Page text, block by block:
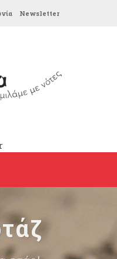
Newsletter